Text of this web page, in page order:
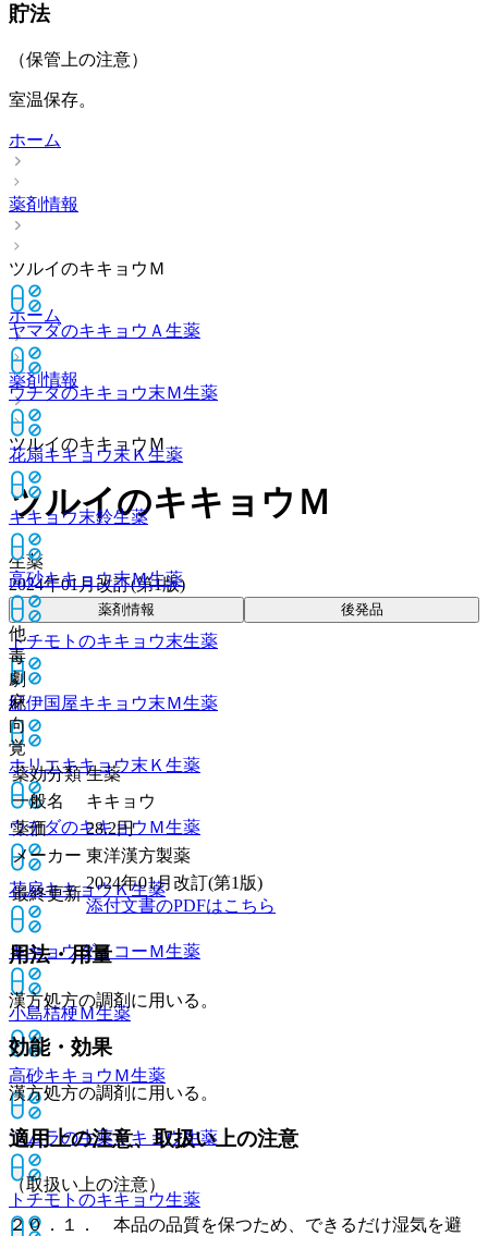
貯法
（保管上の注意）
室温保存。
ホーム
薬剤情報
ツルイのキキョウＭ
ヤマダのキキョウＡ 生薬
ウチダのキキョウ末Ｍ生薬
花扇キキョウ末Ｋ 生薬
キキョウ末鈴生薬
高砂キキョウ末Ｍ生薬
トチモトのキキョウ末生薬
紀伊国屋キキョウ末Ｍ生薬
ホリエキキョウ末Ｋ 生薬
ウチダのキキョウＭ生薬
花扇キキョウＫ生薬
キキョウダイコーＭ生薬
小島桔梗Ｍ生薬
高砂キキョウＭ生薬
ツムラの生薬キキョウ生薬
トチモトのキキョウ生薬
ホーム
薬剤情報
ツルイのキキョウＭ
ツルイのキキョウＭ
生薬
2024年01月改訂(第1版)
薬剤情報 後発品
他
毒
劇
麻
向
覚
薬効分類 生薬
一般名
キキョウ
薬価
28.2円
メーカー 東洋漢方製薬
最終更新
2024年01月改訂(第1版)
添付文書のPDFはこちら
用法・用量
漢方処方の調剤に用いる。
効能・効果
漢方処方の調剤に用いる。
適用上の注意、取扱い上の注意
（取扱い上の注意）
２０．１． 本品の品質を保つため、できるだけ湿気を避